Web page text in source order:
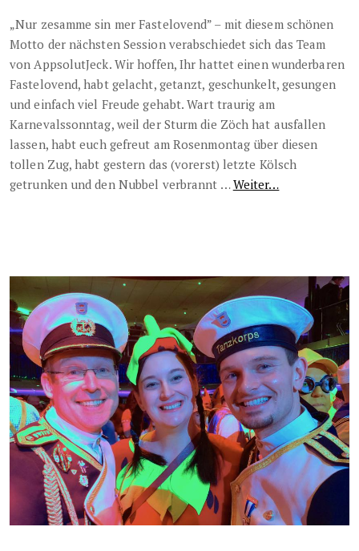
„Nur zesamme sin mer Fastelovend” – mit diesem schönen
Motto der nächsten Session verabschiedet sich das Team
von AppsolutJeck. Wir hoffen, Ihr hattet einen wunderbaren
Fastelovend, habt gelacht, getanzt, geschunkelt, gesungen
und einfach viel Freude gehabt. Wart traurig am
Karnevalssonntag, weil der Sturm die Zöch hat ausfallen
lassen, habt euch gefreut am Rosenmontag über diesen
tollen Zug, habt gestern das (vorerst) letzte Kölsch
getrunken und den Nubbel verbrannt …Weiter…